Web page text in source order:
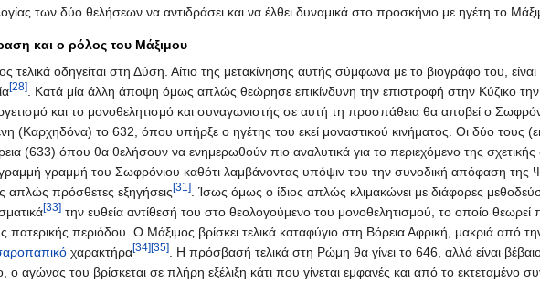
των δύο θελήσεων να αντιδράσει και να έλθει δυναμικά στο προσκήνιο με ηγέτη το
και ο ρόλος του Μάξιμου
τελικά οδηγείται στη Δύση. Αίτιο της μετακίνησης αυτής σύμφωνα με το βιογράφο του,
[28] . Κατά μία άλλη άποψη όμως απλώς θεώρησε επικίνδυνη την επιστροφή στην Κύζικο την
και το μονοθελητισμό και συναγωνιστής σε αυτή τη προσπάθεια θα αποβεί ο
(Καρχηδόνα) το 632, όπου υπήρξε ο ηγέτης του εκεί μοναστικού κινήματος. Οι δύο τους
(633) όπου θα θελήσουν να ενημερωθούν πιο αναλυτικά για το περιεχόμενο της
γραμμή του Σωφρόνιου καθότι λαμβάνοντας υπόψιν του την συνοδική απόφαση της
απλώς πρόσθετες εξηγήσεις[31] . Ίσως όμως ο ίδιος απλώς κλιμακώνει με διάφορες
[33] την ευθεία αντίθεσή του στο θεολογούμενο του μονοθελητισμού, το οποίο θεωρεί
πατερικής περιόδου. Ο Μάξιμος βρίσκει τελικά καταφύγιο στη Βόρεια Αφρική, μακριά από
χαρακτήρα[34][35] . Η πρόσβασή τελικά στη Ρώμη θα γίνει το 646, αλλά είναι
ο αγώνας του βρίσκεται σε πλήρη εξέλιξη κάτι που γίνεται εμφανές και από το εκτεταμένο